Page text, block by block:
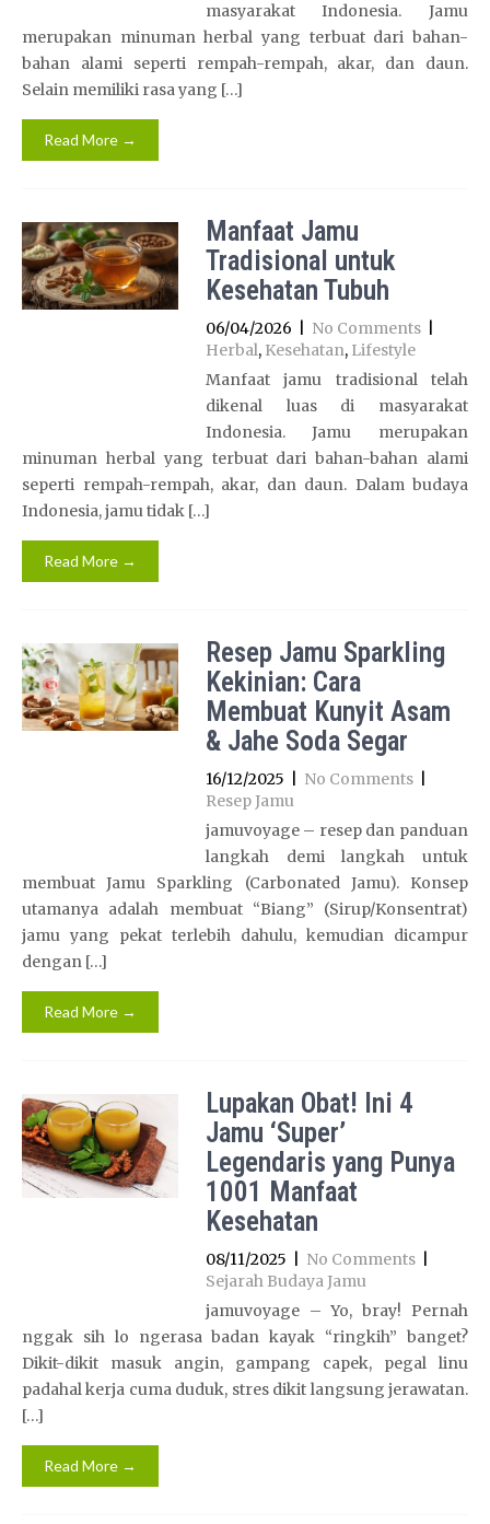
masyarakat Indonesia. Jamu
merupakan minuman herbal yang terbuat dari bahan-
bahan alami seperti rempah-rempah, akar, dan daun.
Selain memiliki rasa yang […]
Read More →
Manfaat Jamu
Tradisional untuk
Kesehatan Tubuh
06/04/2026 No Comments
Herbal, Kesehatan, Lifestyle
Manfaat jamu tradisional telah
dikenal luas di masyarakat
Indonesia. Jamu merupakan
minuman herbal yang terbuat dari bahan-bahan alami
seperti rempah-rempah, akar, dan daun. Dalam budaya
Indonesia, jamu tidak […]
Read More →
Resep Jamu Sparkling
Kekinian: Cara
Membuat Kunyit Asam
& Jahe Soda Segar
16/12/2025 No Comments
Resep Jamu
jamuvoyage – resep dan panduan
langkah demi langkah untuk
membuat Jamu Sparkling (Carbonated Jamu). Konsep
utamanya adalah membuat “Biang” (Sirup/Konsentrat)
jamu yang pekat terlebih dahulu, kemudian dicampur
dengan […]
Read More →
Lupakan Obat! Ini 4
Jamu ‘Super’
Legendaris yang Punya
1001 Manfaat
Kesehatan
08/11/2025 No Comments
Sejarah Budaya Jamu
jamuvoyage – Yo, bray! Pernah
nggak sih lo ngerasa badan kayak “ringkih” banget?
Dikit-dikit masuk angin, gampang capek, pegal linu
padahal kerja cuma duduk, stres dikit langsung jerawatan.
[…]
Read More →